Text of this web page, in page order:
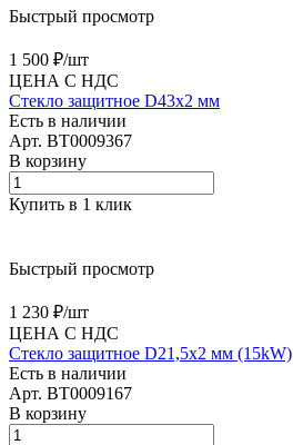
Быстрый просмотр
1 500 ₽/шт
ЦЕНА С НДС
Стекло защитное D43х2 мм
Есть в наличии
Арт. BT0009367
В корзину
Купить в 1 клик
Быстрый просмотр
1 230 ₽/шт
ЦЕНА С НДС
Стекло защитное D21,5х2 мм (15kW)
Есть в наличии
Арт. BT0009167
В корзину